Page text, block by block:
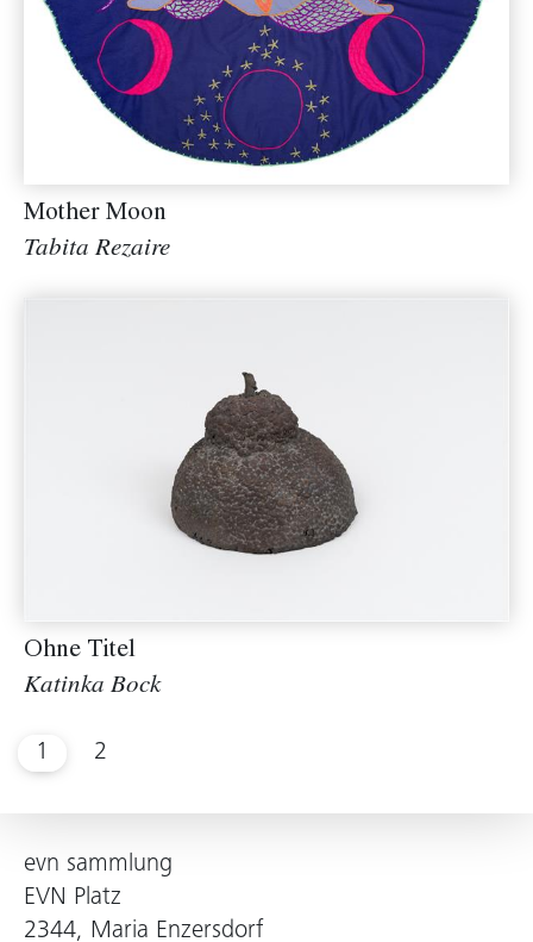
Mother Moon
Tabita Rezaire
Ohne Titel
Katinka Bock
1 2
evn sammlung
EVN Platz
2344, Maria Enzersdorf